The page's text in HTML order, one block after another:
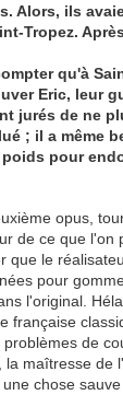
Alors, ils
Tropez.
qu'à
Eric, leur
jurés de ne
; il a même
pour
opus,
de ce que l'on
que le
pour
l'original.
française
de
la maîtresse de
chose